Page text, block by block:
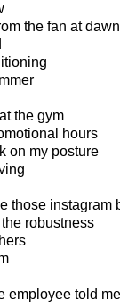
the fan at dawn
the gym
hours
on my posture
those instagram
the robustness
employee told